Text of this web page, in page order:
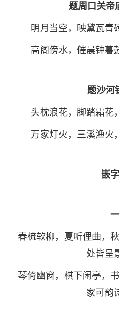
题周口关帝
明月当空，映黛瓦青
高阁傍水，催晨钟暮
题沙河
头枕浪花，脚踏霜花
万家灯火，三溪渔火
嵌
一
春梳软柳，夏听俚曲，
处皆呈
琴倚幽窗，棋下闲亭，
家可韵